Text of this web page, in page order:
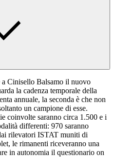
Cinisello Balsamo il nuovo
la cadenza temporale della
annuale, la seconda è che non
un campione di esse.
coinvolte saranno circa 1.500 e i
differenti: 970 saranno
rilevatori ISTAT muniti di
le rimanenti riceveranno una
in autonomia il questionario on